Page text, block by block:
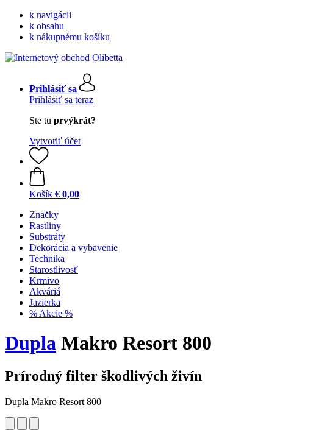
k navigácii
k obsahu
k nákupnému košíku
Prihlásiť sa
Prihlásiť sa teraz
Ste tu prvýkrát?
Vytvoriť účet
Košík € 0,00
Značky
Rastliny
Substráty
Dekorácia a vybavenie
Technika
Starostlivosť
Krmivo
Akváriá
Jazierka
% Akcie %
Dupla Makro Resort 800
Prírodný filter škodlivých živín
Dupla Makro Resort 800